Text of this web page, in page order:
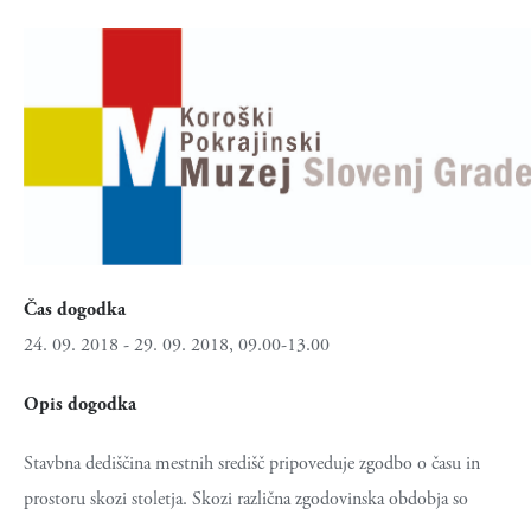
Čas dogodka
24. 09. 2018 - 29. 09. 2018, 09.00-13.00
Opis dogodka
Stavbna dediščina mestnih središč pripoveduje zgodbo o času in
prostoru skozi stoletja. Skozi različna zgodovinska obdobja so